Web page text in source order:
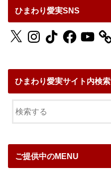
ひまわり愛実SNS
X InstagramTikTokFacebookYouTube
ひまわり愛実サイト内検索
ご提供中のMENU